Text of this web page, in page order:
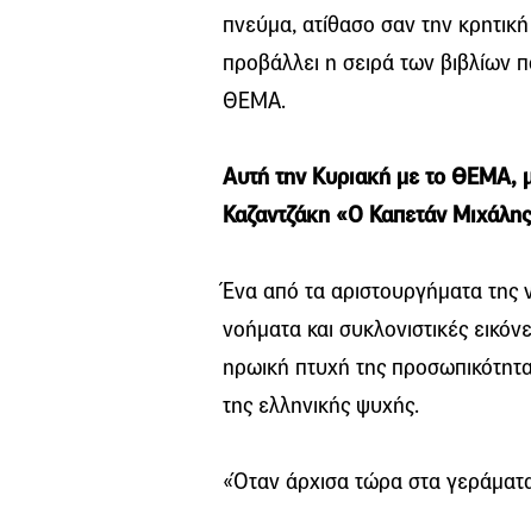
πνεύμα, ατίθασο σαν την
προβάλλει η σειρά των
ΘΕΜΑ.
Αυτή την Κυριακή με το ΘΕΜΑ,
Καζαντζάκη «Ο Καπετάν
Ένα από τα αριστουργήματα της
νοήματα και συκλονιστικές
ηρωική πτυχή της
της ελληνικής ψυχής.
«Όταν άρχισα τώρα στα